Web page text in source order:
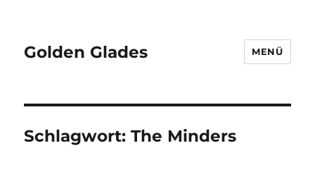
Golden Glades MENÜ
Schlagwort:The Minders